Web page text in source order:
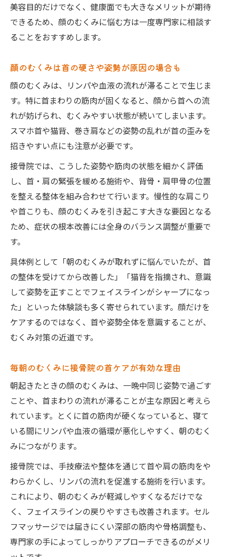
接骨院で首肩を整えて小顔効果を実感しよ
う
顔のむくみ解消へ接骨院の美容整体を活用
根本改善なら顔ではなく首の歪みに注目を
顔のむくみは首の歪みを整える接骨院施術
が鍵
接骨院が伝える顔のむくみ根本改善の考え
方
骨院解説
首の歪みと猫背がむくみに与える影響を接
骨院で学ぶ
接骨院による首の矯正で繰り返さない美容
習慣へ
接骨院が教える姿勢改善で顔のむくみスッ
キリ
首肩のバランスが顔のむくみに直結する理
由
接骨院の姿勢調整でフェイスラインを整え
猫背や巻き肩がもたらす顔むくみを接骨院
で防止
接骨院での姿勢矯正と自宅ケアの併用ポイ
ント
顔のむくみと首の緊張の関係性に迫る最新知識
顔のむくみと首の緊張は接骨院で解決でき
るか
接骨院視点で見る首の筋肉とリンパの関係
性
首の緊張が招く顔むくみのメカニズムを解
説
接骨院の施術で首の緊張を和らげるメリッ
美容目的だけでなく、健康面でも大きなメリットが期待
できるため、顔のむくみに悩む方は一度専門家に相談す
ることをおすすめします。
顔のむくみは首の硬さや姿勢が原因の場合も
顔のむくみは、リンパや血液の流れが滞ることで生じま
す。特に首まわりの筋肉が固くなると、顔から首への流
れが妨げられ、むくみやすい状態が続いてしまいます。
スマホ首や猫背、巻き肩などの姿勢の乱れが首の歪みを
招きやすい点にも注意が必要です。
接骨院では、こうした姿勢や筋肉の状態を細かく評価
し、首・肩の緊張を緩める施術や、背骨・肩甲骨の位置
を整える整体を組み合わせて行います。慢性的な肩こり
や首こりも、顔のむくみを引き起こす大きな要因となる
ため、症状の根本改善には全身のバランス調整が重要で
す。
具体例として「朝のむくみが取れずに悩んでいたが、首
の整体を受けてから改善した」「猫背を指摘され、意識
して姿勢を正すことでフェイスラインがシャープになっ
た」といった体験談も多く寄せられています。顔だけを
ケアするのではなく、首や姿勢全体を意識することが、
むくみ対策の近道です。
毎朝のむくみに接骨院の首ケアが有効な理由
朝起きたときの顔のむくみは、一晩中同じ姿勢で過ごす
ことや、首まわりの流れが滞ることが主な原因と考えら
れています。とくに首の筋肉が硬くなっていると、寝て
いる間にリンパや血液の循環が悪化しやすく、朝のむく
みにつながります。
接骨院では、手技療法や整体を通じて首や肩の筋肉をや
わらかくし、リンパの流れを促進する施術を行います。
これにより、朝のむくみが軽減しやすくなるだけでな
く、フェイスラインの戻りやすさも改善されます。セル
フマッサージでは届きにくい深部の筋肉や骨格調整も、
専門家の手によってしっかりアプローチできるのがメリ